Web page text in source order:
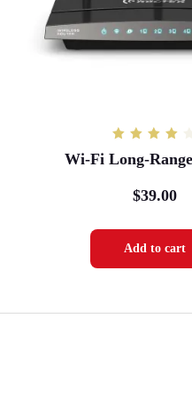
4.00
Wi-Fi Long-
$39.00
Add to cart